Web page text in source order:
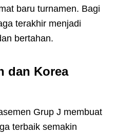
baru turnamen. Bagi
terakhir menjadi
bertahan.
dan Korea
Grup J membuat
terbaik semakin